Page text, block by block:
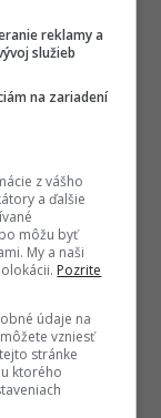
reklamy a
služieb
na zariadení
z vášho
a ďalšie
môžu byť
My a naši
Pozrite
údaje na
vzniesť
stránke
ktorého